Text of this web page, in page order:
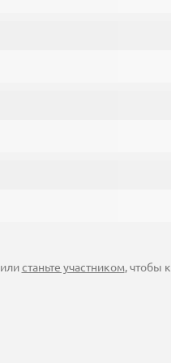
илистаньте участником, чтобы